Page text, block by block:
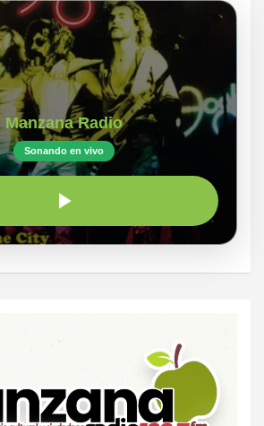
Manzana Radio
Sonando en vivo